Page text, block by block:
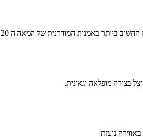
ביותר באמנות המודרנית של המאה ה 20
נועזת